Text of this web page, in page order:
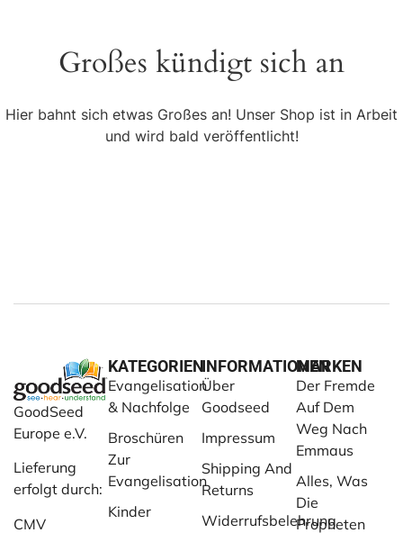
Großes kündigt sich an
Hier bahnt sich etwas Großes an! Unser Shop ist in Arbeit
und wird bald veröffentlicht!
GoodSeed
Europe e.V.
Lieferung
erfolgt durch:
CMV
KATEGORIEN
Evangelisation
& Nachfolge
Broschüren
Zur
Evangelisation
Kinder
INFORMATIONEN
Über
Goodseed
Impressum
Shipping And
Returns
Widerrufsbelehrung
MARKEN
Der Fremde
Auf Dem
Weg Nach
Emmaus
Alles, Was
Die
Propheten